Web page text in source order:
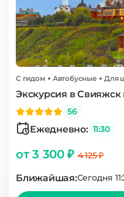
С гидом Автобусные Для
Экскурсия в Свияжск
56
Ежедневно: 11:30
от 3 300 ₽4 125 ₽
Ближайшая:Сегодня